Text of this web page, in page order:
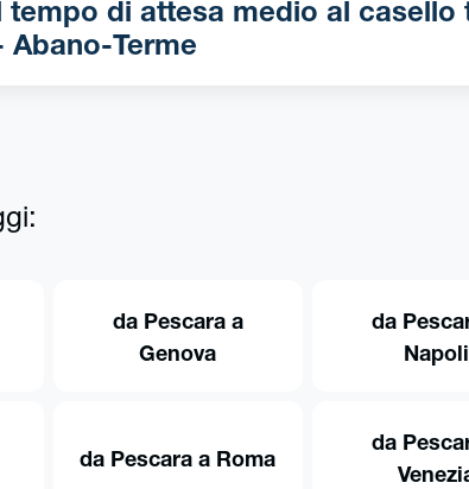
tempo di attesa medio al casello
Abano-Terme
da Pescara a
Genova
da
Napoli
da Pescara a Roma
da